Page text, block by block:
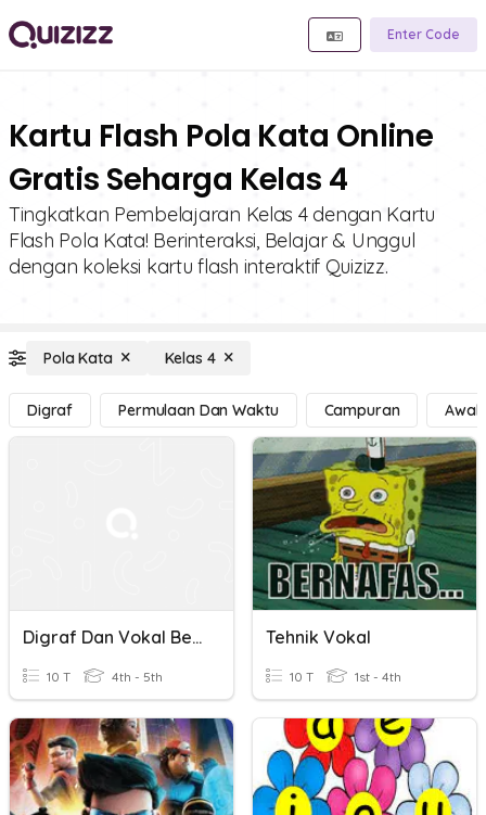
Enter Code
Kartu Flash Pola Kata Online
Gratis Seharga Kelas 4
Tingkatkan Pembelajaran Kelas 4 dengan Kartu
Flash Pola Kata! Berinteraksi, Belajar & Unggul
dengan koleksi kartu flash interaktif Quizizz.
Pola Kata Kelas 4
Digraf Permulaan Dan Waktu Campuran
Digraf Dan Vokal Berganding
10 T 4th - 5th
Tehnik Vokal
10 T 1st - 4th